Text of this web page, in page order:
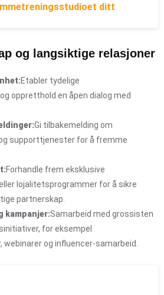
ditt
og langsiktige relasjoner
Etabler tydelige
oppretthold en åpen dialog med
Gi tilbakemelding om
supporttjenester for å fremme
Forhandle frem eksklusive
lojalitetsprogrammer for å sikre
partnerskap.
kampanjer:Samarbeid med grossisten
for eksempel
og influencer-samarbeid.